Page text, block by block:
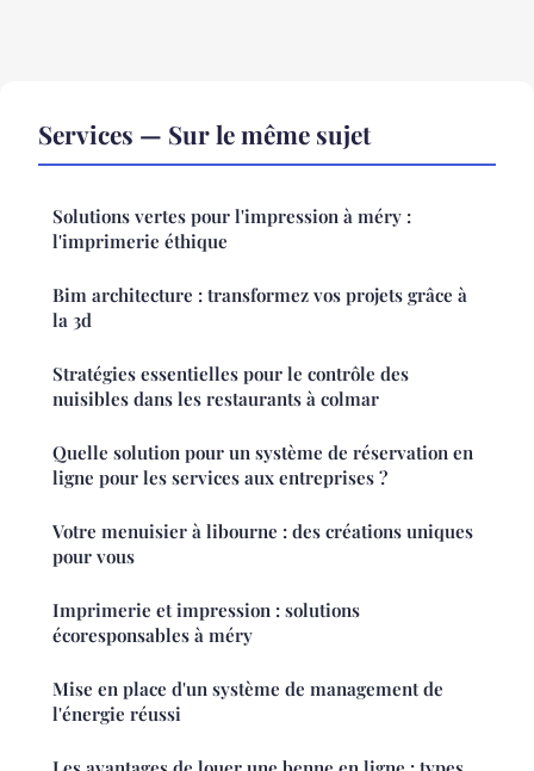
Services — Sur le même sujet
Solutions vertes pour l'impression à méry :
l'imprimerie éthique
Bim architecture : transformez vos projets grâce à
la 3d
Stratégies essentielles pour le contrôle des
nuisibles dans les restaurants à colmar
Quelle solution pour un système de réservation en
ligne pour les services aux entreprises ?
Votre menuisier à libourne : des créations uniques
pour vous
Imprimerie et impression : solutions
écoresponsables à méry
Mise en place d'un système de management de
l'énergie réussi